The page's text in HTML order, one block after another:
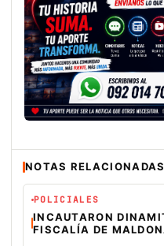
NOTAS RELACIONADAS
POLICIALES
INCAUTARON
FISCALÍA DE